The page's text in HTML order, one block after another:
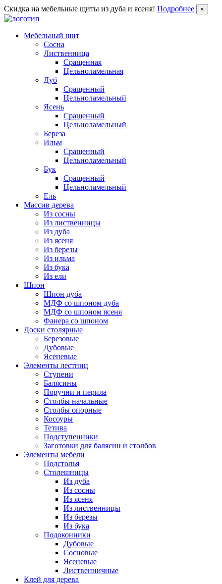
Скидка на мебельные щиты из дуба и ясеня! Подробнее ×
Мебельный щит
Сосна
Лиственница
Сращенная
Цельноламельная
Дуб
Сращенный
Цельноламельный
Ясень
Сращенный
Цельноламельный
Береза
Ильм
Сращенный
Цельноламельный
Бук
Сращенный
Цельноламельный
Ель
Массив дерева
Из сосны
Из лиственницы
Из дуба
Из ясеня
Из березы
Из ильма
Из бука
Из ели
Шпон
Шпон дуба
МДФ со шпоном дуба
МДФ со шпоном ясеня
Фанера со шпоном
Доски столярные
Березовые
Дубовые
Ясеневые
Элементы лестниц
Ступени
Балясины
Поручни и перила
Столбы начальные
Столбы опорные
Косоуры
Тетива
Подступенники
Заготовки для балясин и столбов
Элементы мебели
Подстолья
Столешницы
Из дуба
Из сосны
Из ясеня
Из лиственницы
Из березы
Из бука
Подоконники
Дубовые
Сосновые
Ясеневые
Лиственничные
Клей для дерева